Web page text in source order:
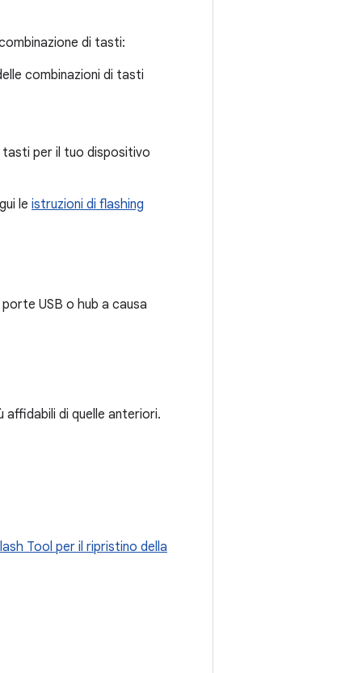
di tasti:
combinazioni di tasti
tasti per il tuo dispositivo
le istruzioni di flashing
USB o hub a causa
di quelle anteriori.
Tool per il ripristino della